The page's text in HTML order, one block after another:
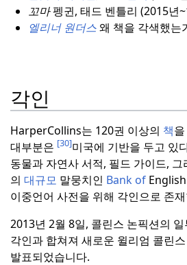
꼬마펭귄, 태드 벤틀리 (2015년
엘리너 원더스왜 책을 각색했는
각인
HarperCollins는 120권 이상의 책
대부분은 [30]미국에 기반을 두고 있
동물과 자연사 서적, 필드 가이드,
의 대규모 말뭉치인 Bank of
이중언어 사전을 위해 각인으로 존
2013년 2월 8일, 콜린스 논픽션의
각인과 합쳐져 새로운 윌리엄 콜린스
발표되었습니다.